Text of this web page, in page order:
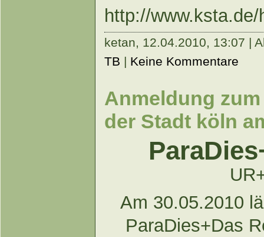
http://
ketan, 12.04.2010, 13:07 |
TB | Keine Kommentare
Anmeldung
der Stadt köln
Am 30.05.2010
ParaDies+Das